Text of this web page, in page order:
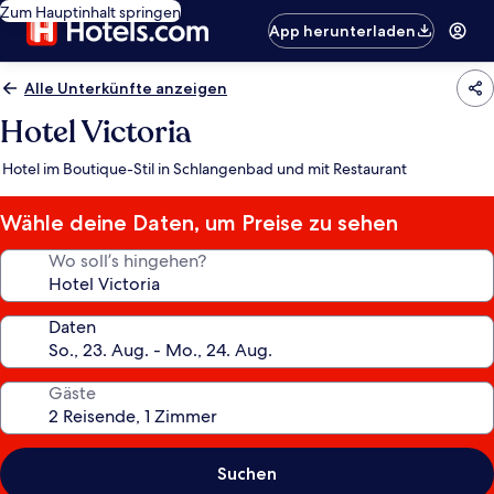
Zum Hauptinhalt springen
App herunterladen
Alle Unterkünfte anzeigen
Hotel Victoria
Hotel im Boutique-Stil in Schlangenbad und mit Restaurant
Wähle deine Daten, um Preise zu sehen
Wo soll’s hingehen?
Daten
Gäste
Suchen